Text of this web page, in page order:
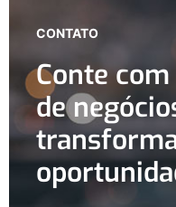
CONTATO
Conte
de